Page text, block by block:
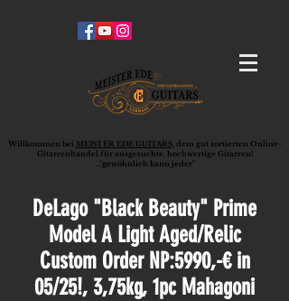
Willkommen bei MEISTER EDE GUITARS,dem gut sortierten Online-
G ita rrenhandel für ausgesuchte, hochwertige Gitarren!
..."gewöhnlich kann jeder"
DeLago "Black Beauty" Prime
Model A Light Aged/Relic
Custom Order NP:5990,-€ in
05/25!, 3,75kg, 1pc Mahagoni